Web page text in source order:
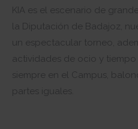
KIA es el escenario de
la Diputación de Badajoz,
un espectacular torneo,
actividades de ocio y tiempo
siempre en el Campus,
partes iguales.